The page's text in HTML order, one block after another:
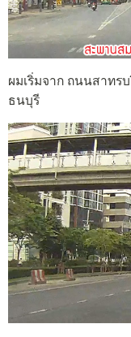
ผมเริ่มจาก ถนนสาทร
ธนบุรี